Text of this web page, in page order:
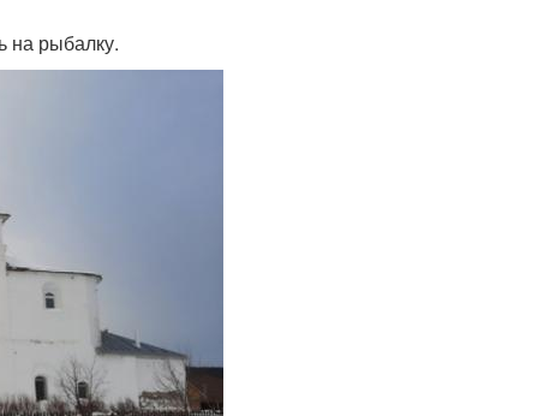
на рыбалку.